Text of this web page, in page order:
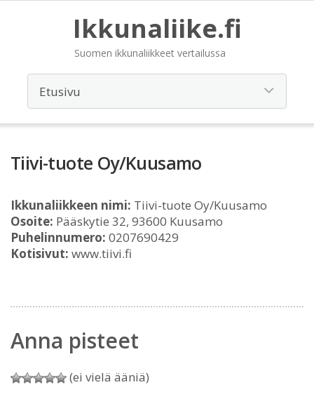
Ikkunaliike.fi
Suomen ikkunaliikkeet vertailussa
Tiivi-tuote Oy/Kuusamo
Ikkunaliikkeen nimi: Tiivi-tuote Oy/Kuusamo
Osoite: Pääskytie 32, 93600 Kuusamo
Puhelinnumero: 0207690429
Kotisivut: www.tiivi.fi
Anna pisteet
(ei vielä ääniä)